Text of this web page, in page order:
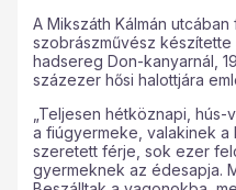
A Mikszáth Kálmán
szobrászművész
hadsereg Don-kanyarnál,
százezer hősi halottjára
„Teljesen hétköznapi,
a fiúgyermeke, valakinek
szeretett férje, sok ezer
gyermeknek az édesapja.